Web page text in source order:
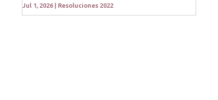
Jul 1, 2026| Resoluciones 2022